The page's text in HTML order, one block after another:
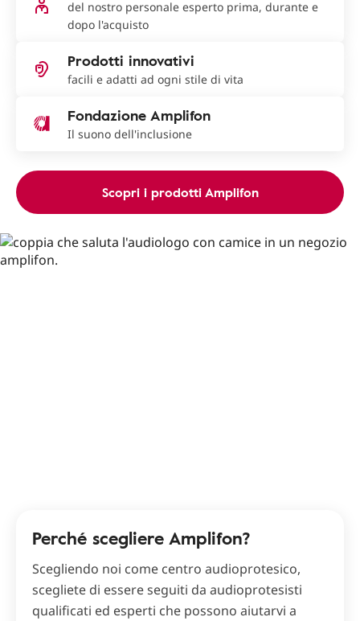
del nostro personale esperto prima, durante e
dopo l'acquisto
Prodotti innovativi
facili e adatti ad ogni stile di vita
Fondazione Amplifon
Il suono dell'inclusione
Scopri i prodotti Amplifon
Perché scegliere Amplifon?
Scegliendo noi come centro audioprotesico,
scegliete di essere seguiti da audioprotesisti
qualificati ed esperti che possono aiutarvi a